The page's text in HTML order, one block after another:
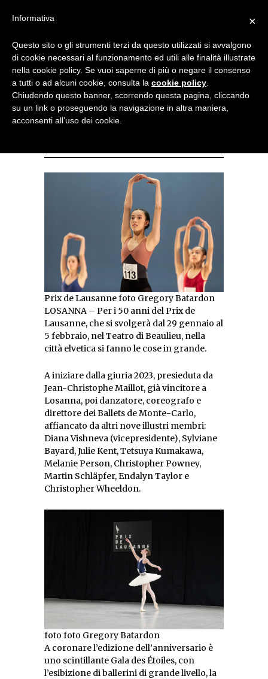
NOTIZIE DI DANZA IN ITALIA E ALL’ESTERO, PER DANZATORI,
Dal 29 gennaio al 5 febbraio
l’anniversario del Prix de
Prix de Lausanne foto Gregory Batardon
LOSANNA – Per i 50 anni del Prix de
Lausanne, che si svolgerà dal 29 gennaio al
5 febbraio, nel Teatro di Beaulieu, nella
città elvetica si fanno le cose in grande.
A iniziare dalla giuria 2023, presieduta da
Jean-Christophe Maillot, già vincitore a
Losanna, poi danzatore, coreografo e
direttore dei Ballets de Monte-Carlo,
affiancato da altri nove illustri membri:
Diana Vishneva (vicepresidente), Sylviane
Bayard, Julie Kent, Tetsuya Kumakawa,
Melanie Person, Christopher Powney,
Martin Schläpfer, Endalyn Taylor e
Christopher Wheeldon.
foto foto Gregory Batardon
A coronare l’edizione dell’anniversario è
uno scintillante Gala des Étoiles, con
l’esibizione di ballerini di grande livello, la
×
Informativa
Questo sito o gli strumenti terzi da questo utilizzati si avvalgono
di cookie necessari al funzionamento ed utili alle finalità illustrate
nella cookie policy. Se vuoi saperne di più o negare il consenso
a tutti o ad alcuni cookie, consulta la cookie policy
Chiudendo questo banner, scorrendo questa pagina, cliccando
su un link o proseguendo la navigazione in altra maniera,
acconsenti all’uso dei cookie.